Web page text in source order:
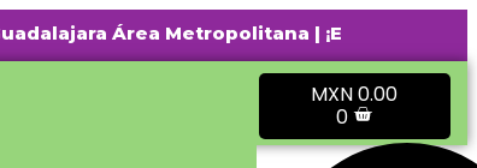
Área Metropolitana | ¡Envío gratis a
MXN0.00
0